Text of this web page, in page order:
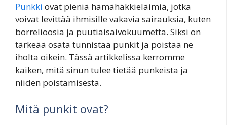
Punkki ovat pieniä hämähäkkieläimiä, jotka
voivat levittää ihmisille vakavia sairauksia, kuten
borrelioosia ja puutiaisaivokuumetta. Siksi on
tärkeää osata tunnistaa punkit ja poistaa ne
iholta oikein. Tässä artikkelissa kerromme
kaiken, mitä sinun tulee tietää punkeista ja
niiden poistamisesta.
Mitä punkit ovat?